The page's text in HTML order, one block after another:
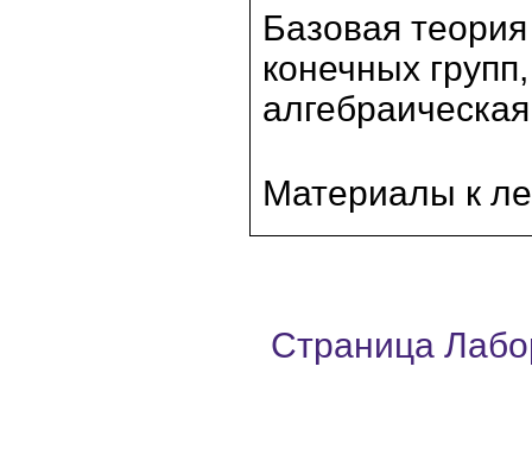
Базовая
конечных
Материалы к
Страница